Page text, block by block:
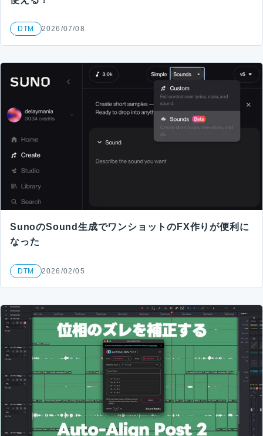
DTM 2026/07/08
SunoのSound生成でワンショットのFX作りが便利に
なった
DTM 2026/02/05